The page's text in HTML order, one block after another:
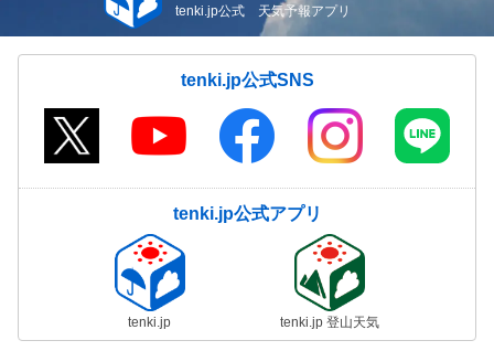
tenki.jp公式 天気予報アプリ
tenki.jp公式SNS
tenki.jp公式アプリ
tenki.jp tenki.jp 登山天気